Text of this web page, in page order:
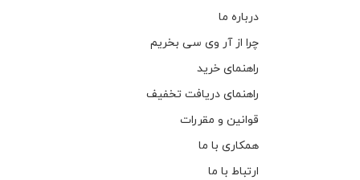
درباره ما
چرا از آر وی سی بخریم
راهنمای خرید
راهنمای دریافت تخفیف
قوانین و مقررات
همکاری با ما
ارتباط با ما